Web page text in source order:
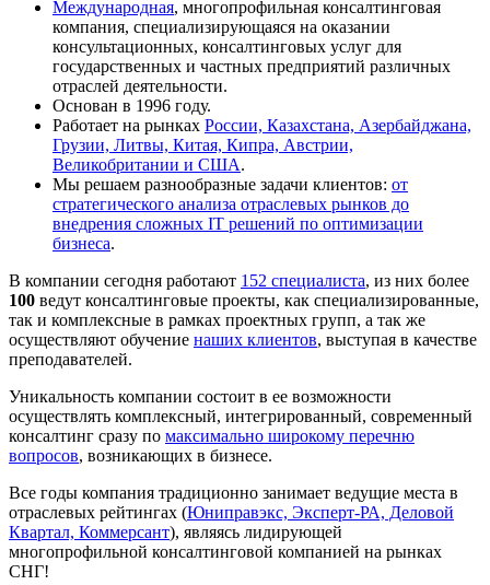
Международная, многопрофильная консалтинговая
компания, специализирующаяся на оказании
консультационных, консалтинговых услуг для
государственных и частных предприятий различных
отраслей деятельности.
Основан в 1996 году.
Работает на рынках России, Казахстана, Азербайджана,
Грузии, Литвы, Китая, Кипра, Австрии,
Великобритании и США.
Мы решаем разнообразные задачи клиентов: от
стратегического анализа отраслевых рынков до
внедрения сложных IT решений по оптимизации
бизнеса.
В компании сегодня работают 152 специалиста, из них более
100 ведут консалтинговые проекты, как специализированные,
так и комплексные в рамках проектных групп, а так же
осуществляют обучение наших клиентов, выступая в качестве
преподавателей.
Уникальность компании состоит в ее возможности
осуществлять комплексный, интегрированный, современный
консалтинг сразу по максимально широкому перечню
вопросов, возникающих в бизнесе.
Все годы компания традиционно занимает ведущие места в
отраслевых рейтингах (Юниправэкс, Эксперт-РА, Деловой
Квартал, Коммерсант), являясь лидирующей
многопрофильной консалтинговой компанией на рынках
СНГ!